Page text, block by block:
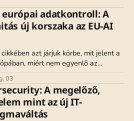
európai adatkontroll: A
új korszaka az EU-AI
azt járjuk körbe, mit jelent a
miért nem egyenlő az
és milyen szuverén
szervezetek rendelkezésére.
03
A megelőző,
mint az új IT-